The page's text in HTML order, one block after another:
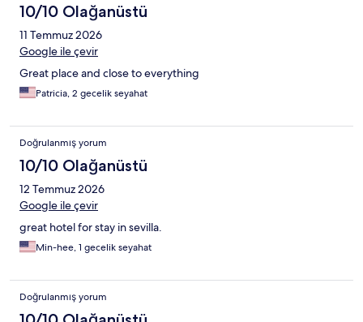
10/10 Olağanüstü
11 Temmuz 2026
Google ile çevir
Great place and close to everything
Patricia, 2 gecelik seyahat
Doğrulanmış yorum
10/10 Olağanüstü
12 Temmuz 2026
Google ile çevir
great hotel for stay in sevilla.
Min-hee, 1 gecelik seyahat
Doğrulanmış yorum